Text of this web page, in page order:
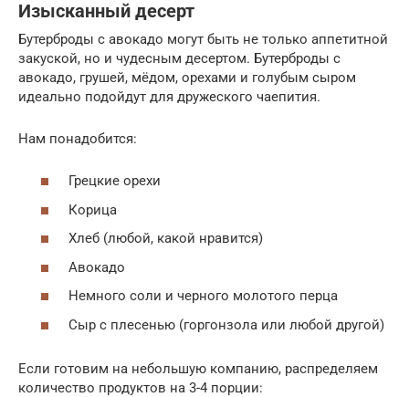
Изысканный десерт
Бутерброды с авокадо могут быть не только аппетитной
закуской, но и чудесным десертом. Бутерброды с
авокадо, грушей, мёдом, орехами и голубым сыром
идеально подойдут для дружеского чаепития.
Нам понадобится:
Грецкие орехи
Корица
Хлеб (любой, какой нравится)
Авокадо
Немного соли и черного молотого перца
Сыр с плесенью (горгонзола или любой другой)
Если готовим на небольшую компанию, распределяем
количество продуктов на 3-4 порции: